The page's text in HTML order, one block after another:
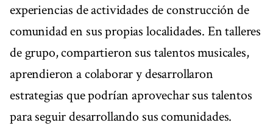
experiencias de actividades de construcción de
comunidad en sus propias localidades. En talleres
de grupo, compartieron sus talentos musicales,
aprendieron a colaborar y desarrollaron
estrategias que podrían aprovechar sus talentos
para seguir desarrollando sus comunidades.